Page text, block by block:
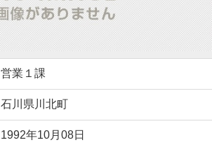
営業１課
石川県川北町
1992年10月08日